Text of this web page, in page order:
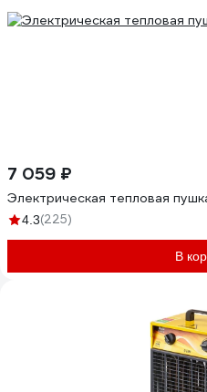
7 059 ₽
Электрическая тепловая
4.3(225)
В